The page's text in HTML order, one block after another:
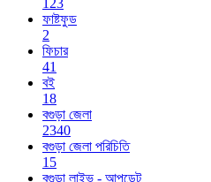
123
ফাষ্টফুড
2
ফিচার
41
বই
18
বগুড়া জেলা
2340
বগুড়া জেলা পরিচিতি
15
বগুড়া লাইভ - আপডেট